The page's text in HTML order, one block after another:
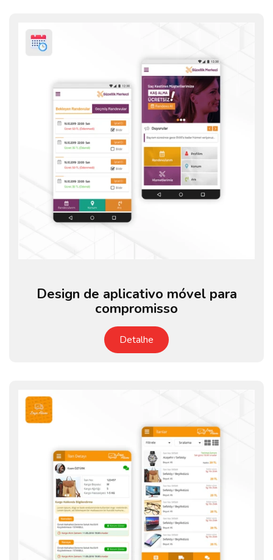
Design de aplicativo móvel para
compromisso
Detalhe